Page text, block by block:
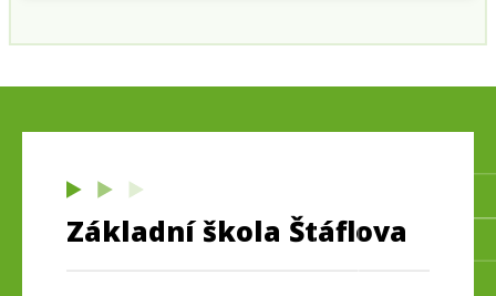
Základní škola Štáflova